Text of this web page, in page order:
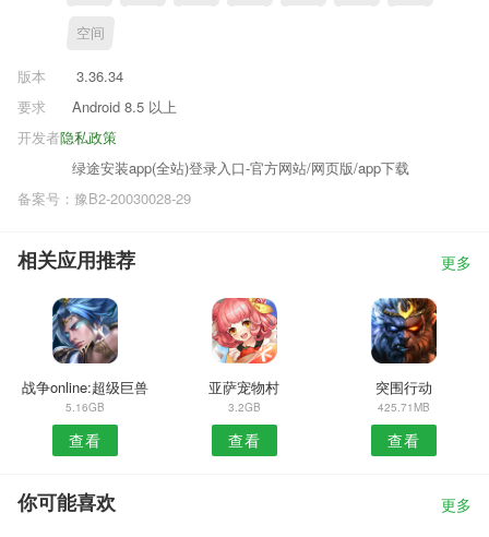
空间
版本
3.36.34
要求
Android 8.5 以上
隐私政策
开发者
绿途安装app(全站)登录入口-官方网站/网页版/app下载
备案号：豫B2-20030028-29
相关应用推荐 更多
战争online:超级巨兽
5.16GB
查看
亚萨宠物村
3.2GB
查看
突围行动
425.71MB
查看
你可能喜欢 更多